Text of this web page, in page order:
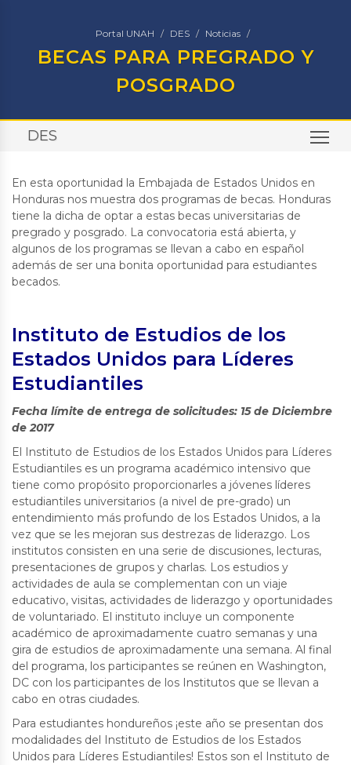
Portal UNAH DES Noticias
BECAS PARA PREGRADO Y
POSGRADO
DES
En esta oportunidad la Embajada de Estados Unidos en
Honduras nos muestra dos programas de becas. Honduras
tiene la dicha de optar a estas becas universitarias de
pregrado y posgrado. La convocatoria está abierta, y
algunos de los programas se llevan a cabo en español
además de ser una bonita oportunidad para estudiantes
becados.
Instituto de Estudios de los
Estados Unidos para Líderes
Estudiantiles
Fecha límite de entrega de solicitudes: 15 de Diciembre
de 2017
El Instituto de Estudios de los Estados Unidos para Líderes
Estudiantiles es un programa académico intensivo que
tiene como propósito proporcionarles a jóvenes líderes
estudiantiles universitarios (a nivel de pre-grado) un
entendimiento más profundo de los Estados Unidos, a la
vez que se les mejoran sus destrezas de liderazgo. Los
institutos consisten en una serie de discusiones, lecturas,
presentaciones de grupos y charlas. Los estudios y
actividades de aula se complementan con un viaje
educativo, visitas, actividades de liderazgo y oportunidades
de voluntariado. El instituto incluye un componente
académico de aproximadamente cuatro semanas y una
gira de estudios de aproximadamente una semana. Al final
del programa, los participantes se reúnen en Washington,
DC con los participantes de los Institutos que se llevan a
cabo en otras ciudades.
Para estudiantes hondureños ¡este año se presentan dos
modalidades del Instituto de Estudios de los Estados
Unidos para Líderes Estudiantiles! Estos son el Instituto de